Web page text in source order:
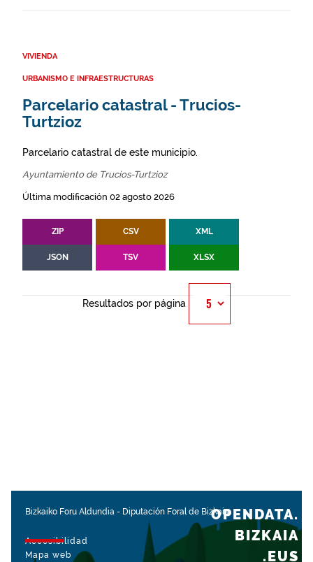
VIVIENDA
URBANISMO E INFRAESTRUCTURAS
Parcelario catastral - Trucios-
Turtzioz
Parcelario catastral de este municipio.
Ayuntamiento de Trucios-Turtzioz
Última modificación 02 agosto 2026
ZIP CSV XML
JSON TSV XLSX
Resultados por página
Bizkaiko Foru Aldundia - Diputación Foral de Bizkaia
Accesibilidad
Mapa web
OPENDATA.
BIZKAIA
.EUS